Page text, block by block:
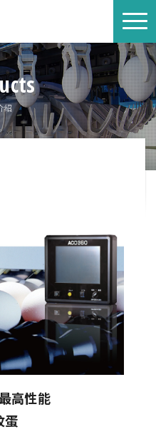
绍
高性能
蛋